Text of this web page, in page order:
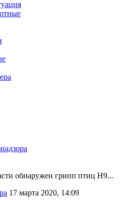
обнаружен грипп птиц H9...
17 марта 2020, 14:09